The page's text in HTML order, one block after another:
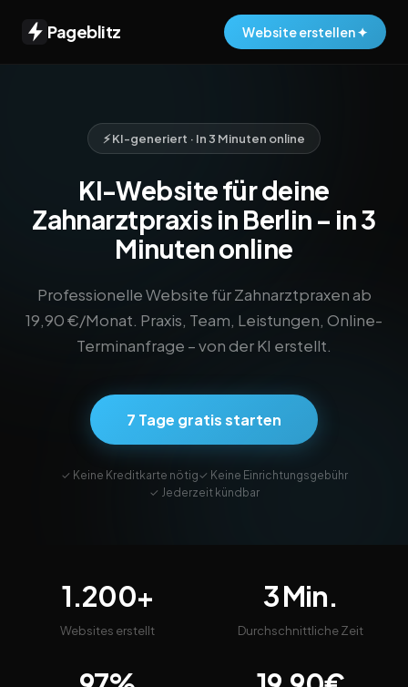
Pageblitz Website erstellen ✦
⚡ KI-generiert · In 3 Minuten online
KI-Website für deine
Zahnarztpraxis in Berlin – in 3
Minuten online
Professionelle Website für Zahnarztpraxen ab
19,90 €/Monat. Praxis, Team, Leistungen, Online-
Terminanfrage – von der KI erstellt.
7 Tage gratis starten
✓ Keine Kreditkarte nötig✓ Keine Einrichtungsgebühr
✓ Jederzeit kündbar
1.200+
Websites erstellt
3 Min.
Durchschnittliche Zeit